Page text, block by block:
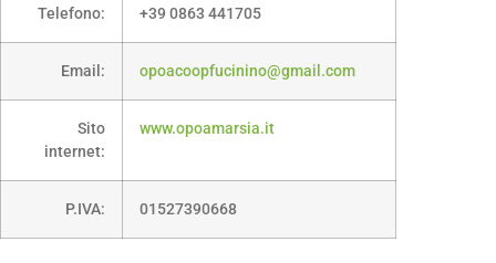
Telefono: +39 0863 441705
Email: opoacoopfucinino@gmail.com
Sito
internet:
www.opoamarsia.it
P.IVA: 01527390668